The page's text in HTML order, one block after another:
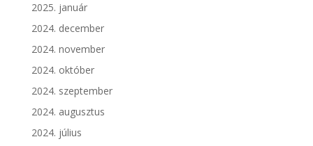
2025. január
2024. december
2024. november
2024. október
2024. szeptember
2024. augusztus
2024. július